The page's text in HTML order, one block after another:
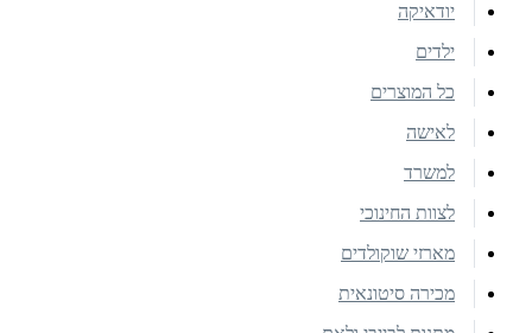
יודאיקה
ילדים
כל המוצרים
לאישה
למשרד
לצוות החינוכי
מארזי שוקולדים
מכירה סיטונאית